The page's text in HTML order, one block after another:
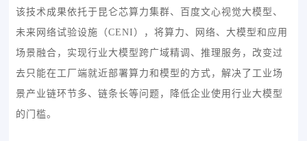
该技术成果依托于昆仑芯算力集群、百度文心视觉大模型、
未来网络试验设施（CENI），将算力、网络、大模型和应用
场景融合，实现行业大模型跨广域精调、推理服务，改变过
去只能在工厂端就近部署算力和模型的方式，解决了工业场
景产业链环节多、链条长等问题，降低企业使用行业大模型
的门槛。